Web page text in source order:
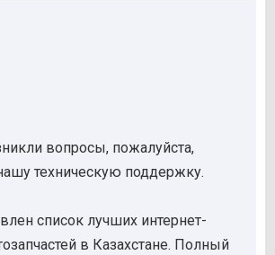
вопросы, пожалуйста,
техническую поддержку.
список лучших интернет-
в Казахстане. Полный